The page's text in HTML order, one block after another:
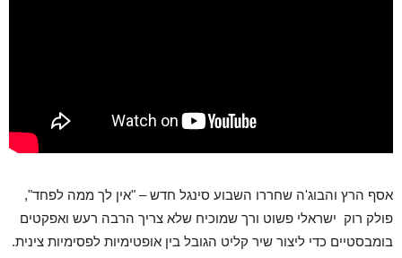
אסף הרץ והבוג'ה שחררו השבוע סינגל חדש – "אין לך ממה לפחד",
פולק רוק ישראלי פשוט ורך שמוכיח שלא צריך הרבה רעש ואפקטים
בומבסטיים כדי ליצור שיר קליט הגובל בין אופטימיות לפסימיות צינית.